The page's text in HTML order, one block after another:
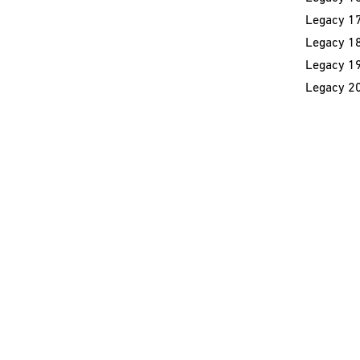
Legacy
Legacy
Legacy
Legacy